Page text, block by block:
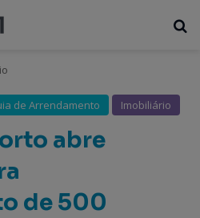
de Arrendamento Imobiliário
abre
de 500